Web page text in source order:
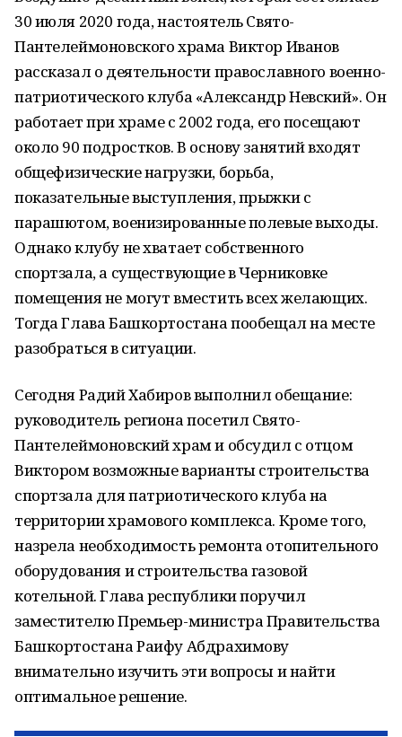
30 июля 2020 года, настоятель Свято-
Пантелеймоновского храма Виктор Иванов
рассказал о деятельности православного военно-
патриотического клуба «Александр Невский». Он
работает при храме с 2002 года, его посещают
около 90 подростков. В основу занятий входят
общефизические нагрузки, борьба,
показательные выступления, прыжки с
парашютом, военизированные полевые выходы.
Однако клубу не хватает собственного
спортзала, а существующие в Черниковке
помещения не могут вместить всех желающих.
Тогда Глава Башкортостана пообещал на месте
разобраться в ситуации.
Сегодня Радий Хабиров выполнил обещание:
руководитель региона посетил Свято-
Пантелеймоновский храм и обсудил с отцом
Виктором возможные варианты строительства
спортзала для патриотического клуба на
территории храмового комплекса. Кроме того,
назрела необходимость ремонта отопительного
оборудования и строительства газовой
котельной. Глава республики поручил
заместителю Премьер-министра Правительства
Башкортостана Раифу Абдрахимову
внимательно изучить эти вопросы и найти
оптимальное решение.